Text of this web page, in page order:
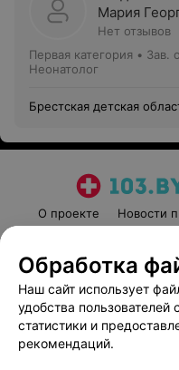
Мария
Нет отзывов
Первая категория • Зав.
Неонатолог
Брестская детская
О проекте Новости
Пользовательское
Написать
Обработка
Наш сайт использует
удобства пользователей
статистики и
рекомендаций.